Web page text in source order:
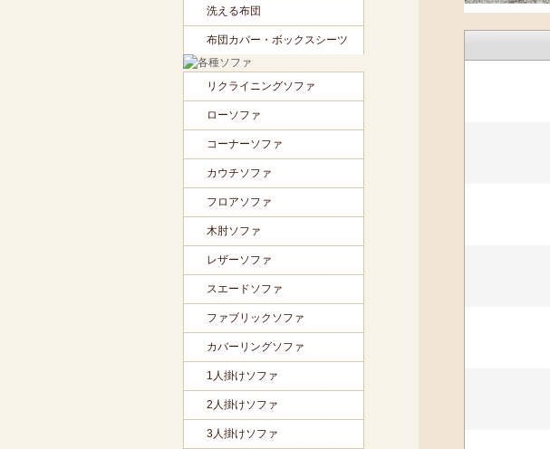
洗える布団
布団カバー・ボックスシーツ
リクライニングソファ
ローソファ
コーナーソファ
カウチソファ
フロアソファ
木肘ソファ
レザーソファ
スエードソファ
ファブリックソファ
カバーリングソファ
1人掛けソファ
2人掛けソファ
3人掛けソファ